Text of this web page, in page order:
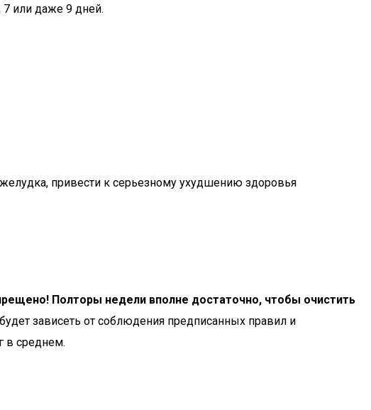
7 или даже 9 дней.
привести к серьезному ухудшению здоровья
Полторы недели вполне достаточно, чтобы очистить
зависеть от соблюдения предписанных правил и
в среднем.